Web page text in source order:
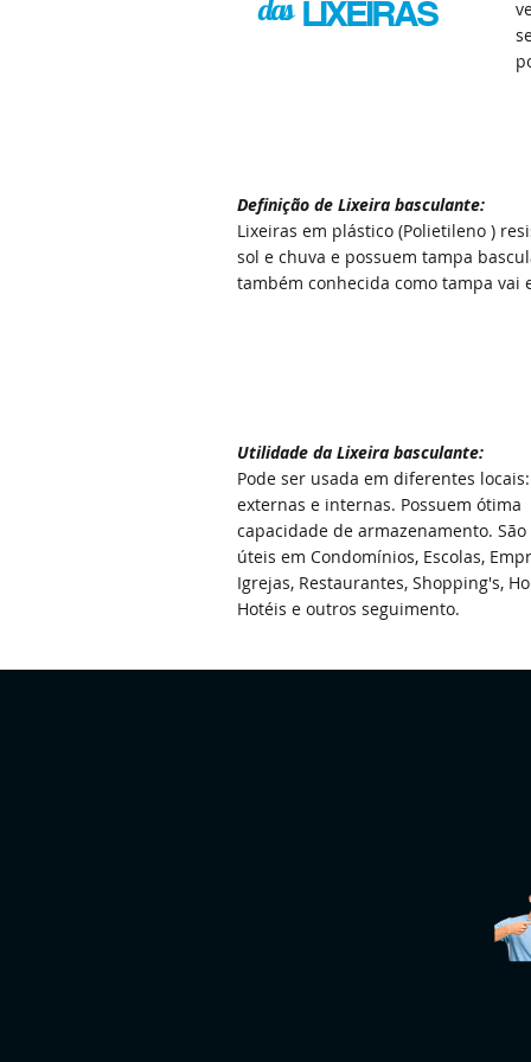
LIXEIRAS
das
Definição de Lixeira basculante:
Lixeiras em plástico (Polietileno )
sol e chuva e possuem tampa
também conhecida como tampa vai
Utilidade da Lixeira basculante:
Pode ser usada em diferentes
externas e internas. Possuem ótima
capacidade de armazenamento.
úteis em Condomínios, Escolas,
Igrejas, Restaurantes, Shopping's,
Hotéis e outros seguimento.